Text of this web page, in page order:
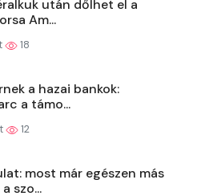
után dőlhet el a
Am...
18
a hazai bankok:
a támo...
12
most már egészen más
szo...